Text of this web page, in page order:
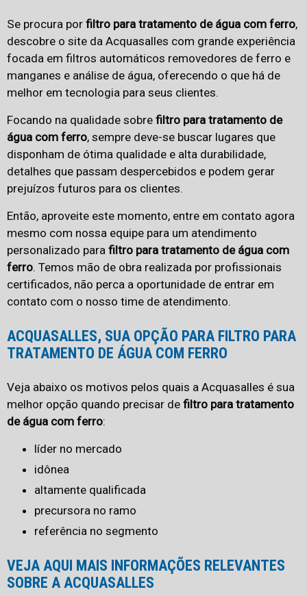
Se procura por filtro para tratamento de água com ferro,
descobre o site da Acquasalles com grande experiência
focada em filtros automáticos removedores de ferro e
manganes e análise de água, oferecendo o que há de
melhor em tecnologia para seus clientes.
Focando na qualidade sobre filtro para tratamento de
água com ferro, sempre deve-se buscar lugares que
disponham de ótima qualidade e alta durabilidade,
detalhes que passam despercebidos e podem gerar
prejuízos futuros para os clientes.
Então, aproveite este momento, entre em contato agora
mesmo com nossa equipe para um atendimento
personalizado para filtro para tratamento de água com
ferro. Temos mão de obra realizada por profissionais
certificados, não perca a oportunidade de entrar em
contato com o nosso time de atendimento.
ACQUASALLES, SUA OPÇÃO PARA FILTRO PARA
TRATAMENTO DE ÁGUA COM FERRO
Veja abaixo os motivos pelos quais a Acquasalles é sua
melhor opção quando precisar de filtro para tratamento
de água com ferro:
líder no mercado
idônea
altamente qualificada
precursora no ramo
referência no segmento
VEJA AQUI MAIS INFORMAÇÕES RELEVANTES
SOBRE A ACQUASALLES